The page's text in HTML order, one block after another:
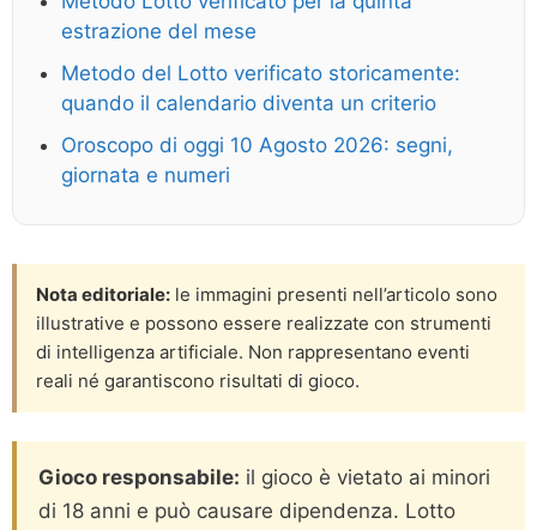
estrazione del mese
Metodo del Lotto verificato storicamente:
quando il calendario diventa un criterio
Oroscopo di oggi 10 Agosto 2026: segni,
giornata e numeri
Nota editoriale: le immagini presenti nell’articolo sono
illustrative e possono essere realizzate con strumenti
di intelligenza artificiale. Non rappresentano eventi
reali né garantiscono risultati di gioco.
Gioco responsabile: il gioco è vietato ai minori
di 18 anni e può causare dipendenza. Lotto